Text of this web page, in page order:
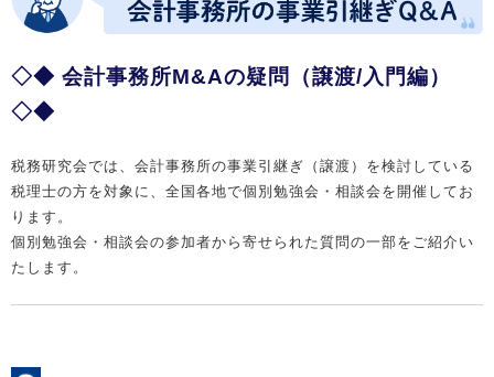
◇◆ 会計事務所M&Aの疑問（譲渡/入門編）
◇◆
税務研究会では、会計事務所の事業引継ぎ（譲渡）を検討している
税理士の方を対象に、全国各地で個別勉強会・相談会を開催してお
ります。
個別勉強会・相談会の参加者から寄せられた質問の一部をご紹介い
たします。